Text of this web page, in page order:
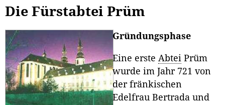
Die Fürstabtei Prüm
Gründungsphase
Eine erste Abtei Prüm
wurde im Jahr 721 von
der fränkischen
Edelfrau Bertrada und